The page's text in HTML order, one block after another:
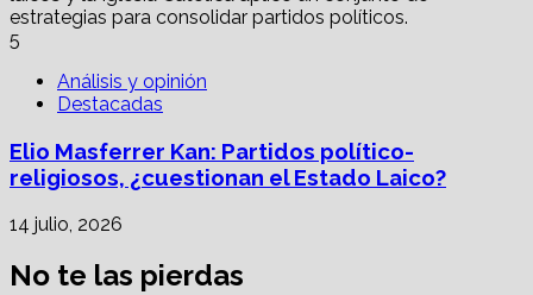
5
Análisis y opinión
Destacadas
Elio Masferrer Kan: Partidos político-
religiosos, ¿cuestionan el Estado Laico?
14 julio, 2026
No te las pierdas